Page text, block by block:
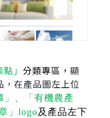
點」 分類專區， 顯
，在產品圖左上位
」、「有機農產
」logo及產品左下